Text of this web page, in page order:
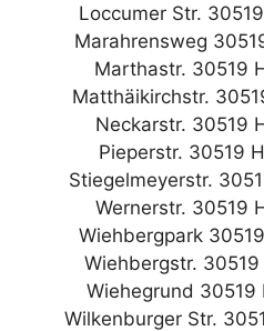
Loccumer Str.
Marahrensweg
Marthastr. 30519
Matthäikirchstr.
Neckarstr. 30519
Pieperstr. 30519
Stiegelmeyerstr.
Wernerstr. 30519
Wiehbergpark
Wiehbergstr.
Wiehegrund 30519
Wilkenburger Str.